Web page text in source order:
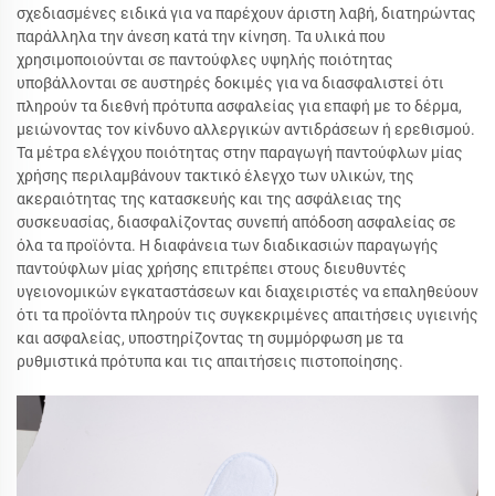
σχεδιασμένες ειδικά για να παρέχουν άριστη λαβή, διατηρώντας
παράλληλα την άνεση κατά την κίνηση. Τα υλικά που
χρησιμοποιούνται σε παντούφλες υψηλής ποιότητας
υποβάλλονται σε αυστηρές δοκιμές για να διασφαλιστεί ότι
πληρούν τα διεθνή πρότυπα ασφαλείας για επαφή με το δέρμα,
μειώνοντας τον κίνδυνο αλλεργικών αντιδράσεων ή ερεθισμού.
Τα μέτρα ελέγχου ποιότητας στην παραγωγή παντούφλων μίας
χρήσης περιλαμβάνουν τακτικό έλεγχο των υλικών, της
ακεραιότητας της κατασκευής και της ασφάλειας της
συσκευασίας, διασφαλίζοντας συνεπή απόδοση ασφαλείας σε
όλα τα προϊόντα. Η διαφάνεια των διαδικασιών παραγωγής
παντούφλων μίας χρήσης επιτρέπει στους διευθυντές
υγειονομικών εγκαταστάσεων και διαχειριστές να επαληθεύουν
ότι τα προϊόντα πληρούν τις συγκεκριμένες απαιτήσεις υγιεινής
και ασφαλείας, υποστηρίζοντας τη συμμόρφωση με τα
ρυθμιστικά πρότυπα και τις απαιτήσεις πιστοποίησης.